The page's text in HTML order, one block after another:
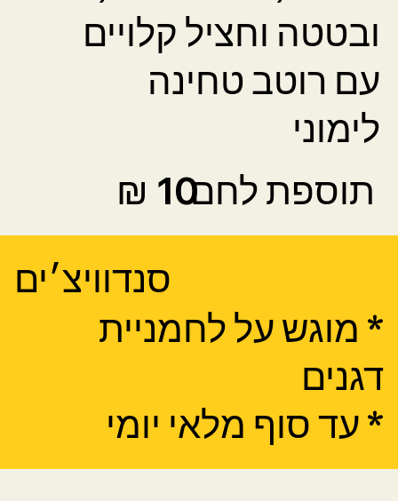
ובטטה וחציל קלויים
עם רוטב טחינה
לימוני
10 ₪תוספת לחם
סנדוויצ׳ים
* מוגש על לחמניית
דגנים
* עד סוף מלאי יומי